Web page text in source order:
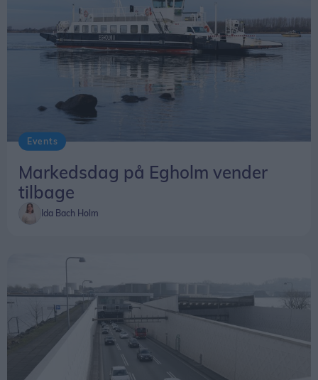
Events
Markedsdag på Egholm vender
tilbage
Ida Bach Holm